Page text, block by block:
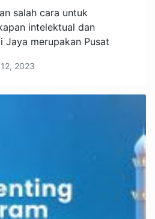
salah cara untuk
intelektual dan
Jaya merupakan Pusat
2023